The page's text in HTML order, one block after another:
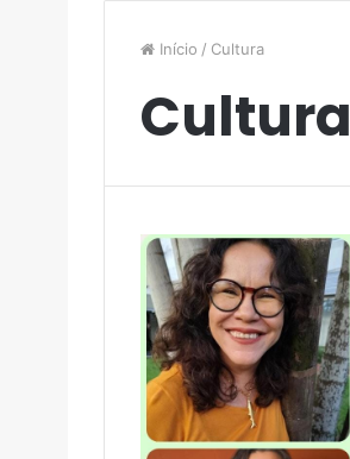
Início / Cultura
Cultura